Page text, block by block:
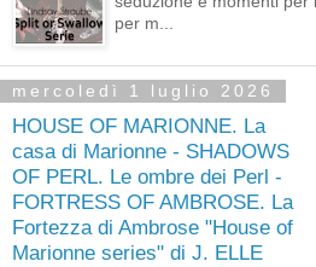
per m...
mercoledì 1 luglio 2026
HOUSE OF MARIONNE. La
casa di Marionne - SHADOWS
OF PERL. Le ombre dei Perl -
FORTRESS OF AMBROSE. La
Fortezza di Ambrose "House of
Marionne series" di J. ELLE